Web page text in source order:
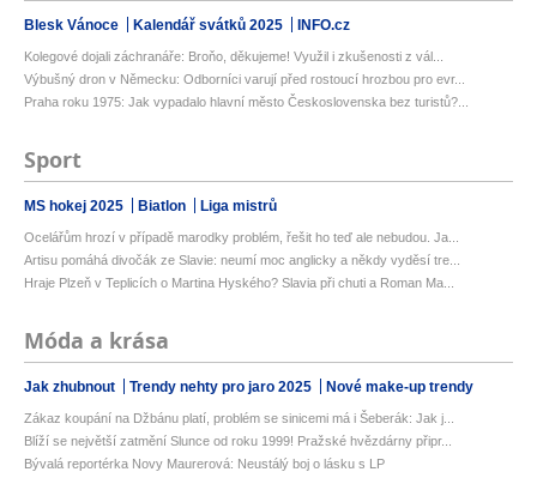
Blesk Vánoce Kalendář svátků 2025 INFO.cz
Kolegové dojali záchranáře: Broňo, děkujeme! Využil i zkušenosti z vál...
Výbušný dron v Německu: Odborníci varují před rostoucí hrozbou pro evr...
Praha roku 1975: Jak vypadalo hlavní město Československa bez turistů?...
Sport
MS hokej 2025 Biatlon Liga mistrů
Ocelářům hrozí v případě marodky problém, řešit ho teď ale nebudou. Ja...
Artisu pomáhá divočák ze Slavie: neumí moc anglicky a někdy vyděsí tre...
Hraje Plzeň v Teplicích o Martina Hyského? Slavia při chuti a Roman Ma...
Móda a krása
Jak zhubnout Trendy nehty pro jaro 2025 Nové make-up trendy
Zákaz koupání na Džbánu platí, problém se sinicemi má i Šeberák: Jak j...
Blíží se největší zatmění Slunce od roku 1999! Pražské hvězdárny připr...
Bývalá reportérka Novy Maurerová: Neustálý boj o lásku s LP